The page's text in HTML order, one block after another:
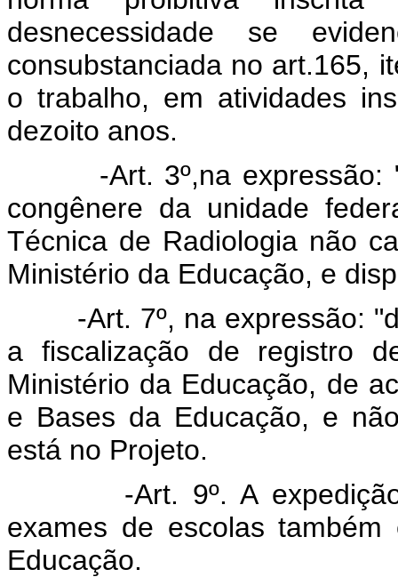
desnecessidade se
consubstanciada no art.165,
o trabalho, em atividades
dezoito anos.
-Art. 3º,na expressão:
congênere da unidade
Técnica de Radiologia não
Ministério da Educação, e
-Art. 7º, na expressão:
a fiscalização de registro
Ministério da Educação, de
e Bases da Educação, e
está no Projeto.
-Art. 9º. A expedição
exames de escolas
Educação.